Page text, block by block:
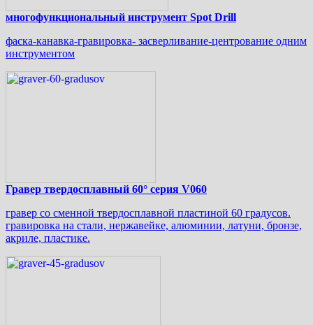
многофункциональный инструмент Spot Drill
фаска-канавка-гравировка- засверливание-центрование одним
инструментом
Гравер твердосплавный 60° серия V060
гравер со сменной твердосплавной пластиной 60 градусов.
гравировка на стали, нержавейке, алюминии, латуни, бронзе,
акриле, пластике.